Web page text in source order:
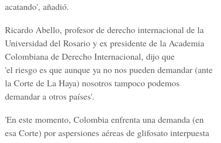
acatando', añadió.
Ricardo Abello, profesor de derecho internacional de la
Universidad del Rosario y ex presidente de la Academia
Colombiana de Derecho Internacional, dijo que
'el riesgo es que aunque ya no nos pueden demandar (ante
la Corte de La Haya) nosotros tampoco podemos
demandar a otros países'.
'En este momento, Colombia enfrenta una demanda (en
esa Corte) por aspersiones aéreas de glifosato interpuesta